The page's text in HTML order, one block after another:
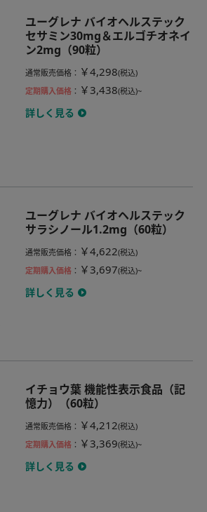
ユーグレナ バイオヘルステック
セサミン30mg＆エルゴチオネイ
ン2mg（90粒）
通常販売価格 ： ￥4,298(税込)
定期購入価格 ： ￥3,438(税込)~
詳しく見る
ユーグレナ バイオヘルステック
サラシノール1.2mg（60粒）
通常販売価格 ： ￥4,622(税込)
定期購入価格 ： ￥3,697(税込)~
詳しく見る
イチョウ葉 機能性表示食品（記
憶力）（60粒）
通常販売価格 ： ￥4,212(税込)
定期購入価格 ： ￥3,369(税込)~
詳しく見る